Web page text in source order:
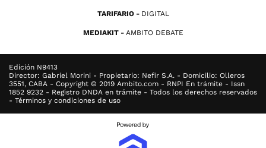
TARIFARIO DIGITAL
MEDIAKIT AMBITO DEBATE
Edición N9413
Director: Gabriel Morini - Propietario: Nefir S.A. - Domicilio: Olleros
3551, CABA - Copyright © 2019 Ambito.com - RNPI En trámite - Issn
1852 9232 - Registro DNDA en trámite - Todos los derechos reservados
- Términos y condiciones de uso